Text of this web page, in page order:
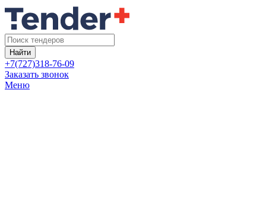
Найти
+7(727)318-76-09
Заказать звонок
Меню